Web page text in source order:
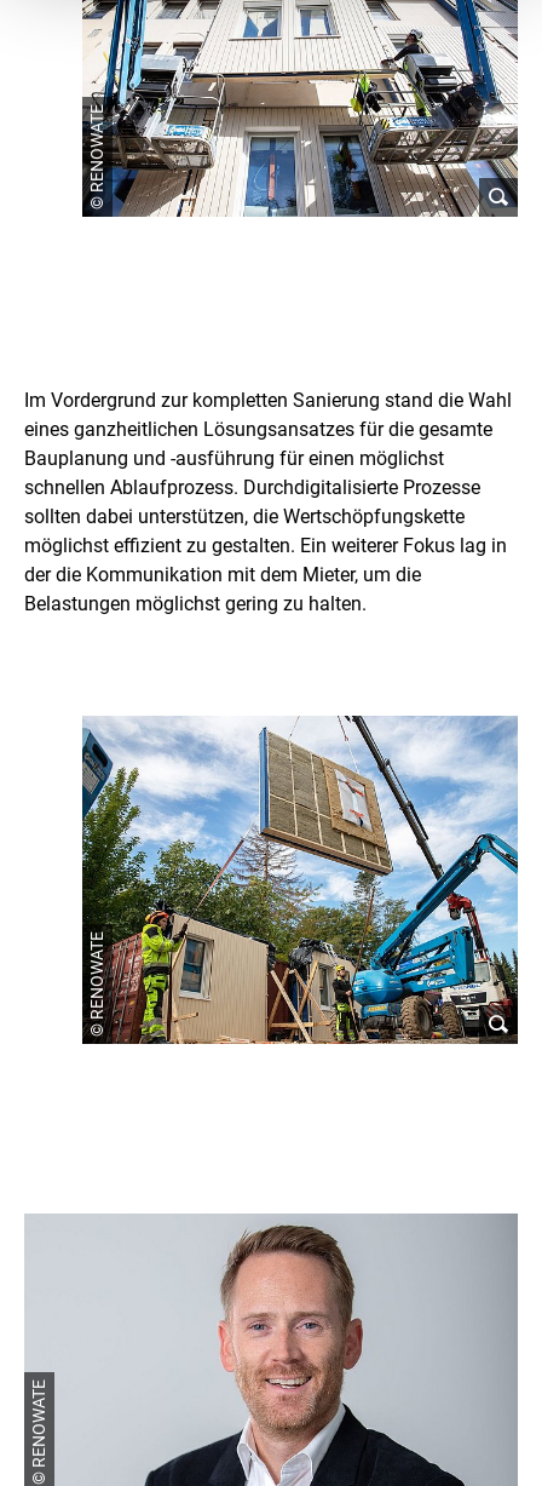
© RENOWATE
e
e
Im Vordergrund zur kompletten Sanierung stand die Wahl
eines ganzheitlichen Lösungsansatzes für die gesamte
Bauplanung und -ausführung für einen möglichst
schnellen Ablaufprozess. Durchdigitalisierte Prozesse
sollten dabei unterstützen, die Wertschöpfungskette
möglichst effizient zu gestalten. Ein weiterer Fokus lag in
der die Kommunikation mit dem Mieter, um die
Belastungen möglichst gering zu halten.
© RENOWATE
o
k
© RENOWATE